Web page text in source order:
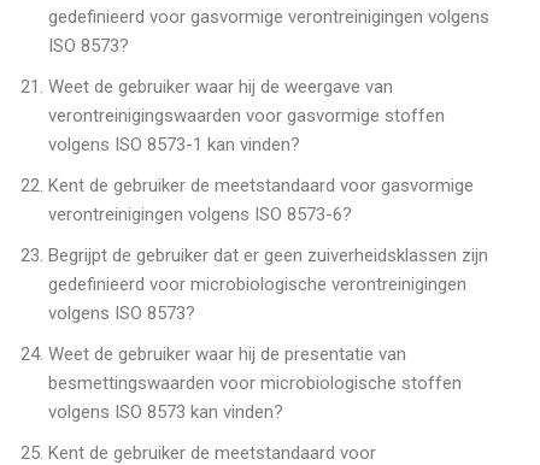
gedefinieerd voor gasvormige verontreinigingen volgens
ISO 8573?
Weet de gebruiker waar hij de weergave van
verontreinigingswaarden voor gasvormige stoffen
volgens ISO 8573-1 kan vinden?
Kent de gebruiker de meetstandaard voor gasvormige
verontreinigingen volgens ISO 8573-6?
Begrijpt de gebruiker dat er geen zuiverheidsklassen zijn
gedefinieerd voor microbiologische verontreinigingen
volgens ISO 8573?
Weet de gebruiker waar hij de presentatie van
besmettingswaarden voor microbiologische stoffen
volgens ISO 8573 kan vinden?
Kent de gebruiker de meetstandaard voor